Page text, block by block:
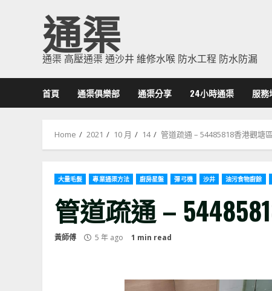
通渠
通渠 高壓通渠 通沙井 維修水喉 防水工程 防水防漏
首頁 通渠俱樂部 通渠分享 24小時通渠 服務
Home 2021 10 月 14 管道疏通 – 54485818香港觀塘
大量毛髮 專業通渠方法 廚房星盤 彈弓機 沙井 油污食物廚餘
管道疏通 –
黃師傅 5 年 ago 1 min read